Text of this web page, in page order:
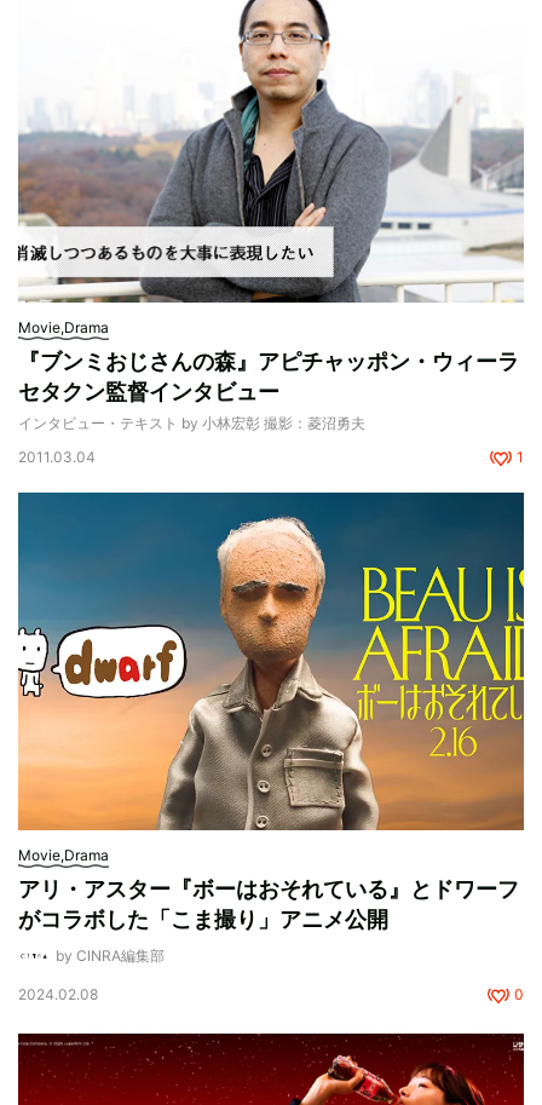
Movie,Drama
『ブンミおじさんの森』アピチャッポン・ウィーラ
セタクン監督インタビュー
インタビュー・テキスト by 小林宏彰 撮影：菱沼勇夫
2011.03.04
1
Movie,Drama
アリ・アスター『ボーはおそれている』とドワーフ
がコラボした「こま撮り」アニメ公開
by CINRA編集部
2024.02.08 0